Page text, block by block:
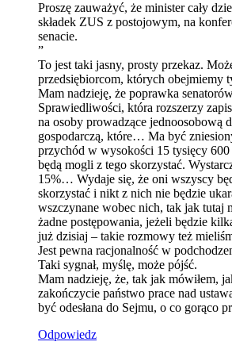
Proszę zauważyć, że minister cały
składek ZUS z postojowym, na
senacie.
”
To jest taki jasny, prosty przekaz.
przedsiębiorcom, których obejmiemy
Mam nadzieję, że poprawka
Sprawiedliwości, która rozszerzy
na osoby prowadzące jednoosobową
gospodarczą, które… Ma być
przychód w wysokości 15 tysięcy
będą mogli z tego skorzystać.
15%… Wydaje się, że oni wszyscy
skorzystać i nikt z nich nie będzie
wszczynane wobec nich, tak jak tutaj
żadne postępowania, jeżeli będzie
już dzisiaj – takie rozmowy też
Jest pewna racjonalność w
Taki sygnał, myślę, może pójść.
Mam nadzieję, że, tak jak mówiłem,
zakończycie państwo prace nad
być odesłana do Sejmu, o co gorąco
Odpowiedz